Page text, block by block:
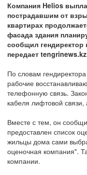
Компания Helios
пострадавшим от
квартирах
фасада здания
сообщил гендиректор
передает
По словам
рабочие
телефонную связь.
кабеля лифтовой связи,
Вместе с тем, он
предоставлен список
жильцы дома сами
оценочная компания".
компании.